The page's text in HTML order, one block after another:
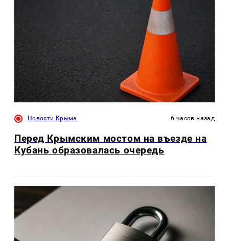
Новости Крыма 6 часов назад
Перед Крымским мостом на въезде на
Кубань образовалась очередь